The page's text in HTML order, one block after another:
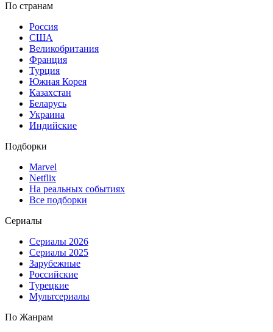
По странам
Россия
США
Великобритания
Франция
Турция
Южная Корея
Казахстан
Беларусь
Украина
Индийские
Подборки
Marvel
Netflix
На реальных событиях
Все подборки
Сериалы
Сериалы 2026
Сериалы 2025
Зарубежные
Российские
Турецкие
Мультсериалы
По Жанрам